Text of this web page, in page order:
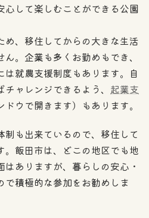
心して楽しむことができる公園
め、移住してからの大きな生活
。企業も多くお勤めもでき、
は就農支援制度もあります。自
ャレンジできるよう、 起業支
ドウで開きます）もあります。
も出来ているので、移住して
。飯田市は、どこの地区でも地
ありますが、暮らしの安心・
積極的な参加をお勧めしま